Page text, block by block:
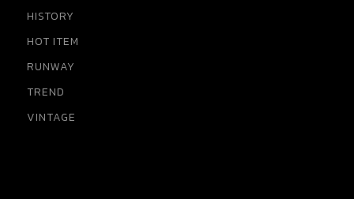
HISTORY
HOT ITEM
RUNWAY
TREND
VINTAGE